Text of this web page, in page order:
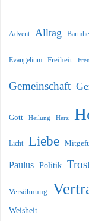
Advent Alltag
Evangelium Freiheit
Gemeinschaft
Gott Heilung Herz
Licht Liebe
Paulus Politik
Versöhnung
Weisheit